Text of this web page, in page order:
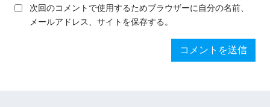
次回のコメントで使用するためブラウザーに自分の名前、
メールアドレス、サイトを保存する。